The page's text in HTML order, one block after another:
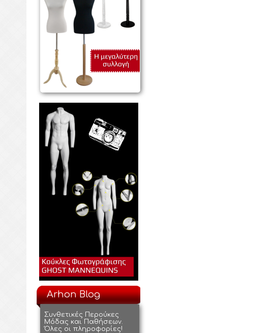
Arhon Blog
Συνθετικές Περούκες
Μόδας και Παθήσεων.
Όλες οι πληροφορίες!